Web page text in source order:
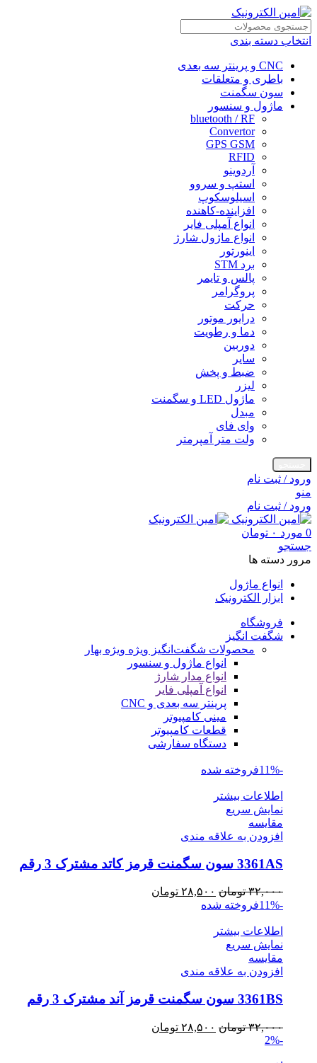
انتخاب دسته بندی
CNC و پرینتر سه بعدی
باطری و متعلقات
سون سگمنت
ماژول و سنسور
bluetooth / RF
Convertor
GPS GSM
RFID
آردوینو
استپ و سروو
اسیلوسکوپ
افزاینده-کاهنده
انواع آمپلی فایر
انواع ماژول شارژ
اینورتور
برد STM
پالس و تایمر
پروگرامر
حرکت
درایور موتور
دما و رطویت
دوربین
سایر
ضبط و پخش
لیزر
ماژول LED و سگمنت
مبدل
وای فای
ولت متر آمپرمتر
ورود / ثبت نام
منو
ورود / ثبت نام
0 مورد ۰ تومان
جستجو
مرور دسته ها
انواع ماژول
ابزار الکترونیک
فروشگاه
شگفت انگیز
محصولات شگفت‌انگیز ویژه ویژه بهار
انواع ماژول و سنسور
انواع مدار شارژ
انواع آمپلی فایر
پرینتر سه بعدی و CNC
مینی کامپیوتر
قطعات کامپیوتر
دستگاه سفارشی
-11% فروخته شده
اطلاعات بیشتر
نمایش سریع
مقايسه
افزودن به علاقه مندی
3361AS سون سگمنت قرمز کاتد مشترک 3 رقم
۳۲,۰۰۰ تومان قیمت
اصلی
۲۸,۵۰۰ تومان
-11% فروخته شده
اطلاعات بیشتر
نمایش سریع
مقايسه
افزودن به علاقه مندی
3361BS سون سگمنت قرمز آند مشترک 3 رقم
۳۲,۰۰۰ تومان قیمت
۲۸,۵۰۰ تومان
-2%